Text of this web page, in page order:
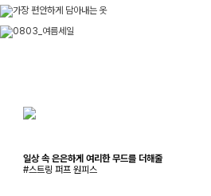
일상 속 은은하게 여리한 무드를 더해줄
#스트링 퍼프 원피스